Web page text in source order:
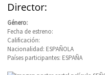
Director:
Género:
Fecha de estreno:
Calificación:
Nacionalidad: ESPAÑOLA
Países participantes: ESPAÑA